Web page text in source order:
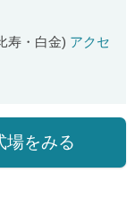
寿・白金) アクセ
場をみる